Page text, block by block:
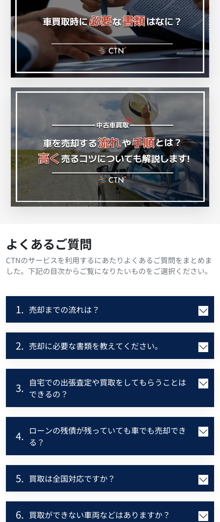
よくあるご質問
CTNのサービスを利用するにあたりよくあるご質問をまとめま
した。下記の目次からご覧になりたいものをご選択ください。
1. 売却までの流れは？
2. 売却に必要な書類を教えてください。
3. 自宅での出張査定や買取をしてもらうことは
できるの？
4. ローンの残債が残っていても車でも売却でき
る？
5. 買取は全国対応ですか？
6. 買取ができない車両などはありますか？